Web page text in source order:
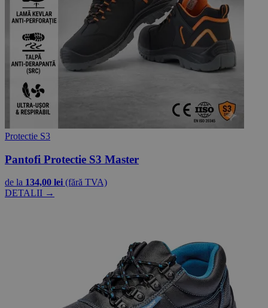
Protectie S3
Pantofi Protectie S3 Master
de la 134,00 lei (fără TVA)
DETALII →